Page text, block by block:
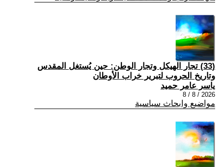
(33) تجار الهيكل وتجار الوطن: حين يُستغل المقدس
وتاريخ الحروب لتبرير خراب الأوطان
ياسر عامر حميد
2026 / 8 / 8
مواضيع وابحاث سياسية